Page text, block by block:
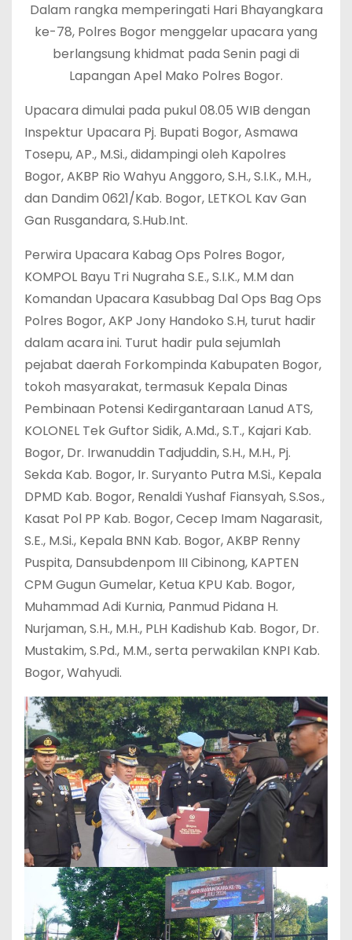
Dalam rangka memperingati Hari Bhayangkara
ke-78, Polres Bogor menggelar upacara yang
berlangsung khidmat pada Senin pagi di
Lapangan Apel Mako Polres Bogor.
Upacara dimulai pada pukul 08.05 WIB dengan
Inspektur Upacara Pj. Bupati Bogor, Asmawa
Tosepu, AP., M.Si., didampingi oleh Kapolres
Bogor, AKBP Rio Wahyu Anggoro, S.H., S.I.K., M.H.,
dan Dandim 0621/Kab. Bogor, LETKOL Kav Gan
Gan Rusgandara, S.Hub.Int.
Perwira Upacara Kabag Ops Polres Bogor,
KOMPOL Bayu Tri Nugraha S.E., S.I.K., M.M dan
Komandan Upacara Kasubbag Dal Ops Bag Ops
Polres Bogor, AKP Jony Handoko S.H, turut hadir
dalam acara ini. Turut hadir pula sejumlah
pejabat daerah Forkompinda Kabupaten Bogor,
tokoh masyarakat, termasuk Kepala Dinas
Pembinaan Potensi Kedirgantaraan Lanud ATS,
KOLONEL Tek Guftor Sidik, A.Md., S.T., Kajari Kab.
Bogor, Dr. Irwanuddin Tadjuddin, S.H., M.H., Pj.
Sekda Kab. Bogor, Ir. Suryanto Putra M.Si., Kepala
DPMD Kab. Bogor, Renaldi Yushaf Fiansyah, S.Sos.,
Kasat Pol PP Kab. Bogor, Cecep Imam Nagarasit,
S.E., M.Si., Kepala BNN Kab. Bogor, AKBP Renny
Puspita, Dansubdenpom III Cibinong, KAPTEN
CPM Gugun Gumelar, Ketua KPU Kab. Bogor,
Muhammad Adi Kurnia, Panmud Pidana H.
Nurjaman, S.H., M.H., PLH Kadishub Kab. Bogor, Dr.
Mustakim, S.Pd., M.M., serta perwakilan KNPI Kab.
Bogor, Wahyudi.